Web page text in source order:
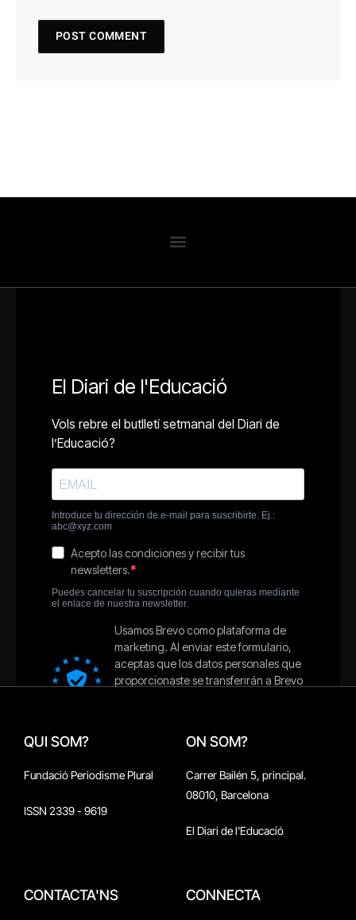
QUI SOM?
Fundació Periodisme Plural
ISSN 2339 - 9619
ON SOM?
Carrer Bailén 5, principal.
08010, Barcelona
El Diari de l'Educació
CONTACTA'NS CONNECTA